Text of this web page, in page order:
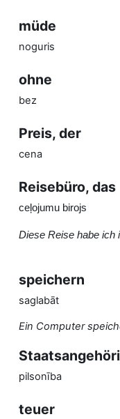
müde
noguris
ohne
bez
Preis, der
cena
Reisebüro, das
ceļojumu birojs
Diese Reise habe ich
speichern
saglabāt
Ein Computer
pilsonība
teuer